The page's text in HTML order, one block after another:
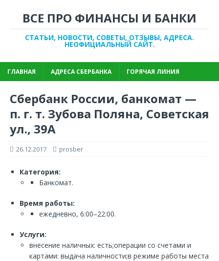
ВСЕ ПРО ФИНАНСЫ И БАНКИ
СТАТЬИ, НОВОСТИ, СОВЕТЫ, ОТЗЫВЫ, АДРЕСА.
НЕОФИЦИАЛЬНЫЙ САЙТ.
ГЛАВНАЯ АДРЕСА СБЕРБАНКА ГОРЯЧАЯ ЛИНИЯ
Сбербанк России, банкомат —
п. г. т. Зубова Поляна, Советская
ул., 39А
26.12.2017 prosber
Категория:
Банкомат.
Время работы:
ежедневно, 6:00–22:00.
Услуги:
внесение наличных: есть;операции со счетами и
картами: выдача наличности;в режиме работы места